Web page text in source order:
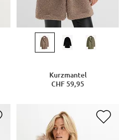
Kurzmantel
CHF 59,95